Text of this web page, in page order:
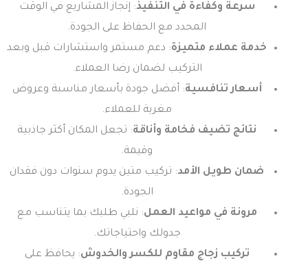
سرعة وكفاءة في التنفيذ: إنجاز المشاريع في الوقت
المحدد مع الحفاظ على الجودة.
خدمة عملاء متميزة: دعم مستمر واستشارات قبل وبعد
التركيب لضمان رضا العملاء.
أسعار تنافسية: أفضل جودة بأسعار مناسبة وعروض
مغرية للعملاء.
نتائج تضيف فخامة وأناقة: تجعل المكان أكثر جاذبية
وقيمة.
ضمان طويل الأمد: تركيب متين يدوم سنوات دون فقدان
الجودة.
مرونة في مواعيد العمل: نلبي طلبك بما يتناسب مع
جدولك واحتياجاتك.
تركيب زجاج مقاوم للكسر والخدوش: يحافظ على